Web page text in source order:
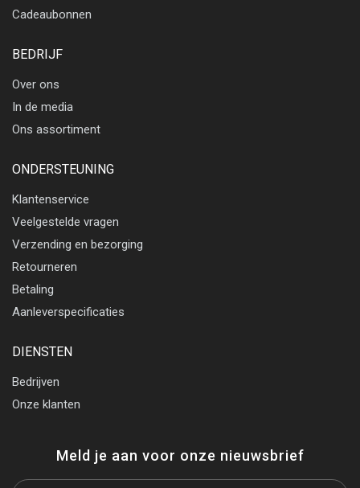
Cadeaubonnen
BEDRIJF
Over ons
In de media
Ons assortiment
ONDERSTEUNING
Klantenservice
Veelgestelde vragen
Verzending en bezorging
Retourneren
Betaling
Aanleverspecificaties
DIENSTEN
Bedrijven
Onze klanten
Meld je aan voor onze nieuwsbrief